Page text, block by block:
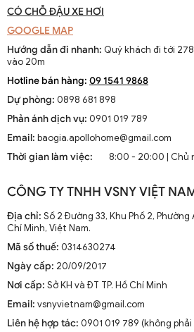
Đèn thả mặt trăng trang trí
Đèn thả mặt trăng trang trí
CÓ CHỖ ĐẬU XE HƠI
GOOGLE MAP
Hướng dẫn đi nhanh: Quý khách đi tới
vào 20m
Hotline bán hàng: 09 1541 9868
Dự phòng: 0898 681 898
Phản ánh dịch vụ: 0901 019 789
Email: baogia.apollohome@gmail.com
Thời gian làm việc:
8:00 - 20:00 | Chủ
CÔNG TY TNHH VSNY VIỆT
Địa chỉ: Số 2 Đường 33, Khu Phố 2,
Chí Minh, Việt Nam.
Mã số thuế: 0314630274
Ngày cấp: 20/09/2017
Nơi cấp: Sở KH và ĐT TP. Hồ Chí Minh
Email: vsnyvietnam@gmail.com
Liên hệ hợp tác: 0901 019 789 (không